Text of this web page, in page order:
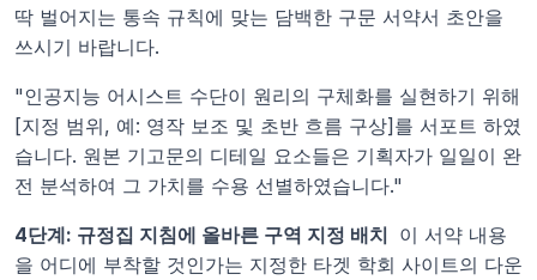
딱 벌어지는 통속 규칙에 맞는 담백한 구문 서약서 초안을
쓰시기 바랍니다.
"인공지능 어시스트 수단이 원리의 구체화를 실현하기 위해
[지정 범위, 예: 영작 보조 및 초반 흐름 구상]를 서포트 하였
습니다. 원본 기고문의 디테일 요소들은 기획자가 일일이 완
전 분석하여 그 가치를 수용 선별하였습니다."
4단계: 규정집 지침에 올바른 구역 지정 배치 이 서약 내용
을 어디에 부착할 것인가는 지정한 타겟 학회 사이트의 다운